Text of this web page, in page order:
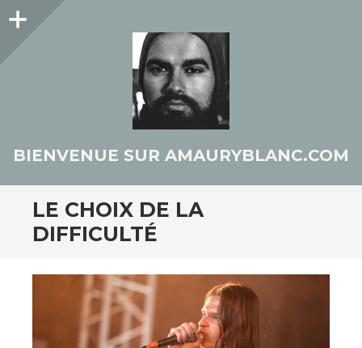
Colonne
BIENVENUE SUR AMAURYBLANC.COM
LE CHOIX DE LA
DIFFICULTÉ